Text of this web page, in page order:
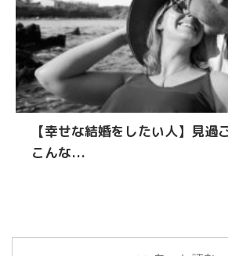
【幸せな結婚をしたい人】見過
こんな...